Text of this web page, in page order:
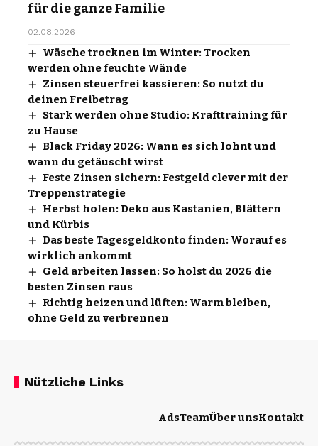
für die ganze Familie
02.08.2026
Wäsche trocknen im Winter: Trocken
werden ohne feuchte Wände
Zinsen steuerfrei kassieren: So nutzt du
deinen Freibetrag
Stark werden ohne Studio: Krafttraining für
zu Hause
Black Friday 2026: Wann es sich lohnt und
wann du getäuscht wirst
Feste Zinsen sichern: Festgeld clever mit der
Treppenstrategie
Herbst holen: Deko aus Kastanien, Blättern
und Kürbis
Das beste Tagesgeldkonto finden: Worauf es
wirklich ankommt
Geld arbeiten lassen: So holst du 2026 die
besten Zinsen raus
Richtig heizen und lüften: Warm bleiben,
ohne Geld zu verbrennen
Nützliche Links
AdsTeamÜber unsKontakt